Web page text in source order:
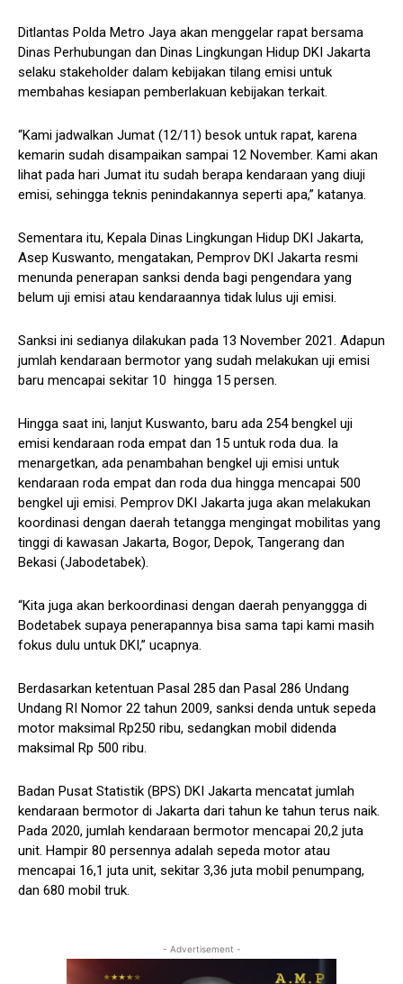
Ditlantas Polda Metro Jaya akan menggelar rapat bersama
Dinas Perhubungan dan Dinas Lingkungan Hidup DKI Jakarta
selaku stakeholder dalam kebijakan tilang emisi untuk
membahas kesiapan pemberlakuan kebijakan terkait.
“Kami jadwalkan Jumat (12/11) besok untuk rapat, karena
kemarin sudah disampaikan sampai 12 November. Kami akan
lihat pada hari Jumat itu sudah berapa kendaraan yang diuji
emisi, sehingga teknis penindakannya seperti apa,” katanya.
Sementara itu, Kepala Dinas Lingkungan Hidup DKI Jakarta,
Asep Kuswanto, mengatakan, Pemprov DKI Jakarta resmi
menunda penerapan sanksi denda bagi pengendara yang
belum uji emisi atau kendaraannya tidak lulus uji emisi.
Sanksi ini sedianya dilakukan pada 13 November 2021. Adapun
jumlah kendaraan bermotor yang sudah melakukan uji emisi
baru mencapai sekitar 10 hingga 15 persen.
Hingga saat ini, lanjut Kuswanto, baru ada 254 bengkel uji
emisi kendaraan roda empat dan 15 untuk roda dua. Ia
menargetkan, ada penambahan bengkel uji emisi untuk
kendaraan roda empat dan roda dua hingga mencapai 500
bengkel uji emisi. Pemprov DKI Jakarta juga akan melakukan
koordinasi dengan daerah tetangga mengingat mobilitas yang
tinggi di kawasan Jakarta, Bogor, Depok, Tangerang dan
Bekasi (Jabodetabek).
“Kita juga akan berkoordinasi dengan daerah penyanggga di
Bodetabek supaya penerapannya bisa sama tapi kami masih
fokus dulu untuk DKI,” ucapnya.
Berdasarkan ketentuan Pasal 285 dan Pasal 286 Undang
Undang RI Nomor 22 tahun 2009, sanksi denda untuk sepeda
motor maksimal Rp250 ribu, sedangkan mobil didenda
maksimal Rp 500 ribu.
Badan Pusat Statistik (BPS) DKI Jakarta mencatat jumlah
kendaraan bermotor di Jakarta dari tahun ke tahun terus naik.
Pada 2020, jumlah kendaraan bermotor mencapai 20,2 juta
unit. Hampir 80 persennya adalah sepeda motor atau
mencapai 16,1 juta unit, sekitar 3,36 juta mobil penumpang,
dan 680 mobil truk.
- Advertisement -